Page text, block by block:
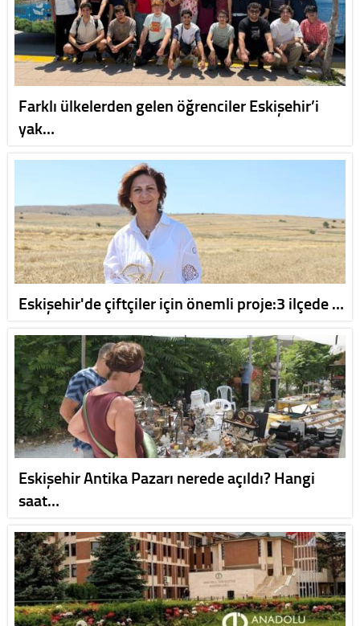
Farklı ülkelerden gelen öğrenciler Eskişehir’i
yak…
Eskişehir'de çiftçiler için önemli proje:3 ilçede …
Eskişehir Antika Pazarı nerede açıldı? Hangi
saat…